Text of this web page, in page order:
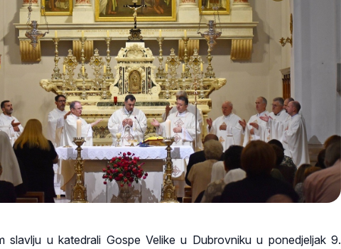
slavlju u katedrali Gospe Velike u Dubrovniku u ponedjeljak 9.